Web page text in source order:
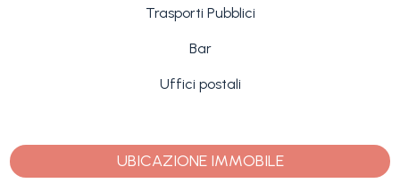
Trasporti Pubblici
Bar
Uffici postali
UBICAZIONE IMMOBILE